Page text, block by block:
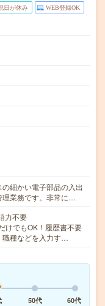
日が休み WEB登録OK
細かい電子部品の入出
理業務です。非常に…
力不要
けでもOK！履歴書不要
種などを入力す…
50代 60代